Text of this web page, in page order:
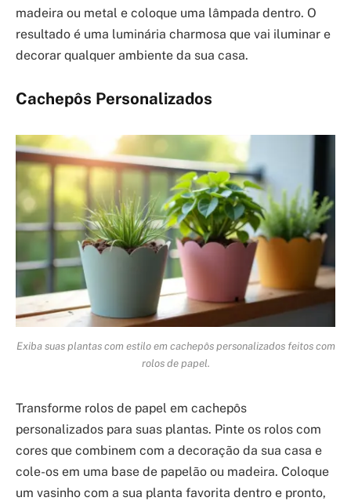
madeira ou metal e coloque uma lâmpada dentro. O
resultado é uma luminária charmosa que vai iluminar e
decorar qualquer ambiente da sua casa.
Cachepôs Personalizados
Exiba suas plantas com estilo em cachepôs personalizados feitos com
rolos de papel.
Transforme rolos de papel em cachepôs
personalizados para suas plantas. Pinte os rolos com
cores que combinem com a decoração da sua casa e
cole-os em uma base de papelão ou madeira. Coloque
um vasinho com a sua planta favorita dentro e pronto,